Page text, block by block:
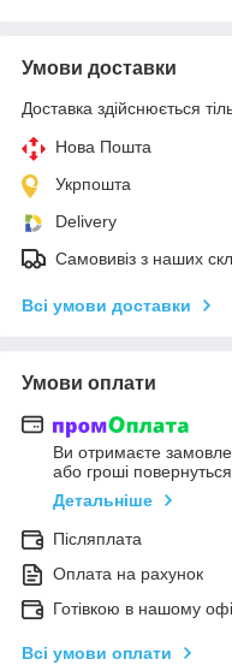
Умови доставки
Доставка здійснюється
Нова Пошта
Укрпошта
Delivery
Самовивіз з наших
Всі умови доставки
Умови оплати
Ви отримаєте
або гроші
Детальніше
Післяплата
Оплата на рахунок
Готівкою в нашому
Всі умови оплати